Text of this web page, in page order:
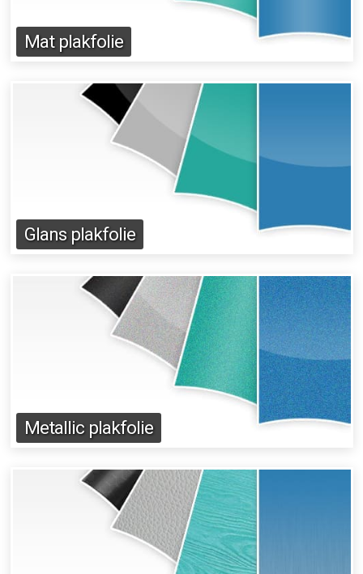
Mat plakfolie
Glans plakfolie
Metallic plakfolie